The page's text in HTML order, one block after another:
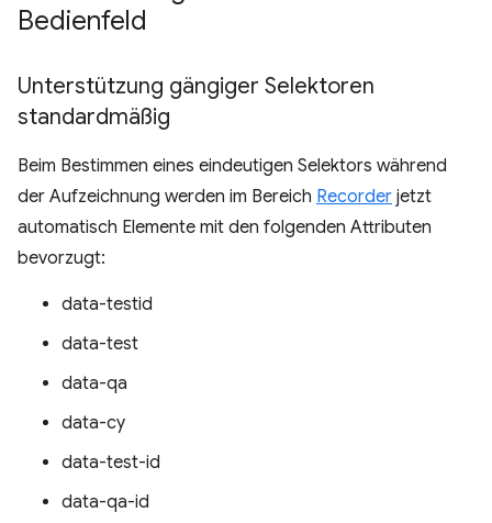
Bedienfeld
Unterstützung gängiger Selektoren
standardmäßig
Beim Bestimmen eines eindeutigen Selektors während
der Aufzeichnung werden im Bereich Recorder jetzt
automatisch Elemente mit den folgenden Attributen
bevorzugt:
data-testid
data-test
data-qa
data-cy
data-test-id
data-qa-id